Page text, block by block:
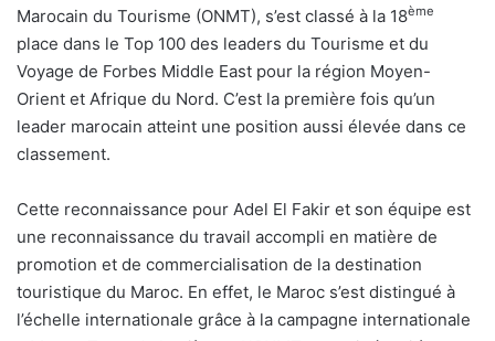
Marocain du Tourisme (ONMT), s’est classé à la 18ème
place dans le Top 100 des leaders du Tourisme et du
Voyage de Forbes Middle East pour la région Moyen-
Orient et Afrique du Nord. C’est la première fois qu’un
leader marocain atteint une position aussi élevée dans ce
classement.
Cette reconnaissance pour Adel El Fakir et son équipe est
une reconnaissance du travail accompli en matière de
promotion et de commercialisation de la destination
touristique du Maroc. En effet, le Maroc s’est distingué à
l’échelle internationale grâce à la campagne internationale